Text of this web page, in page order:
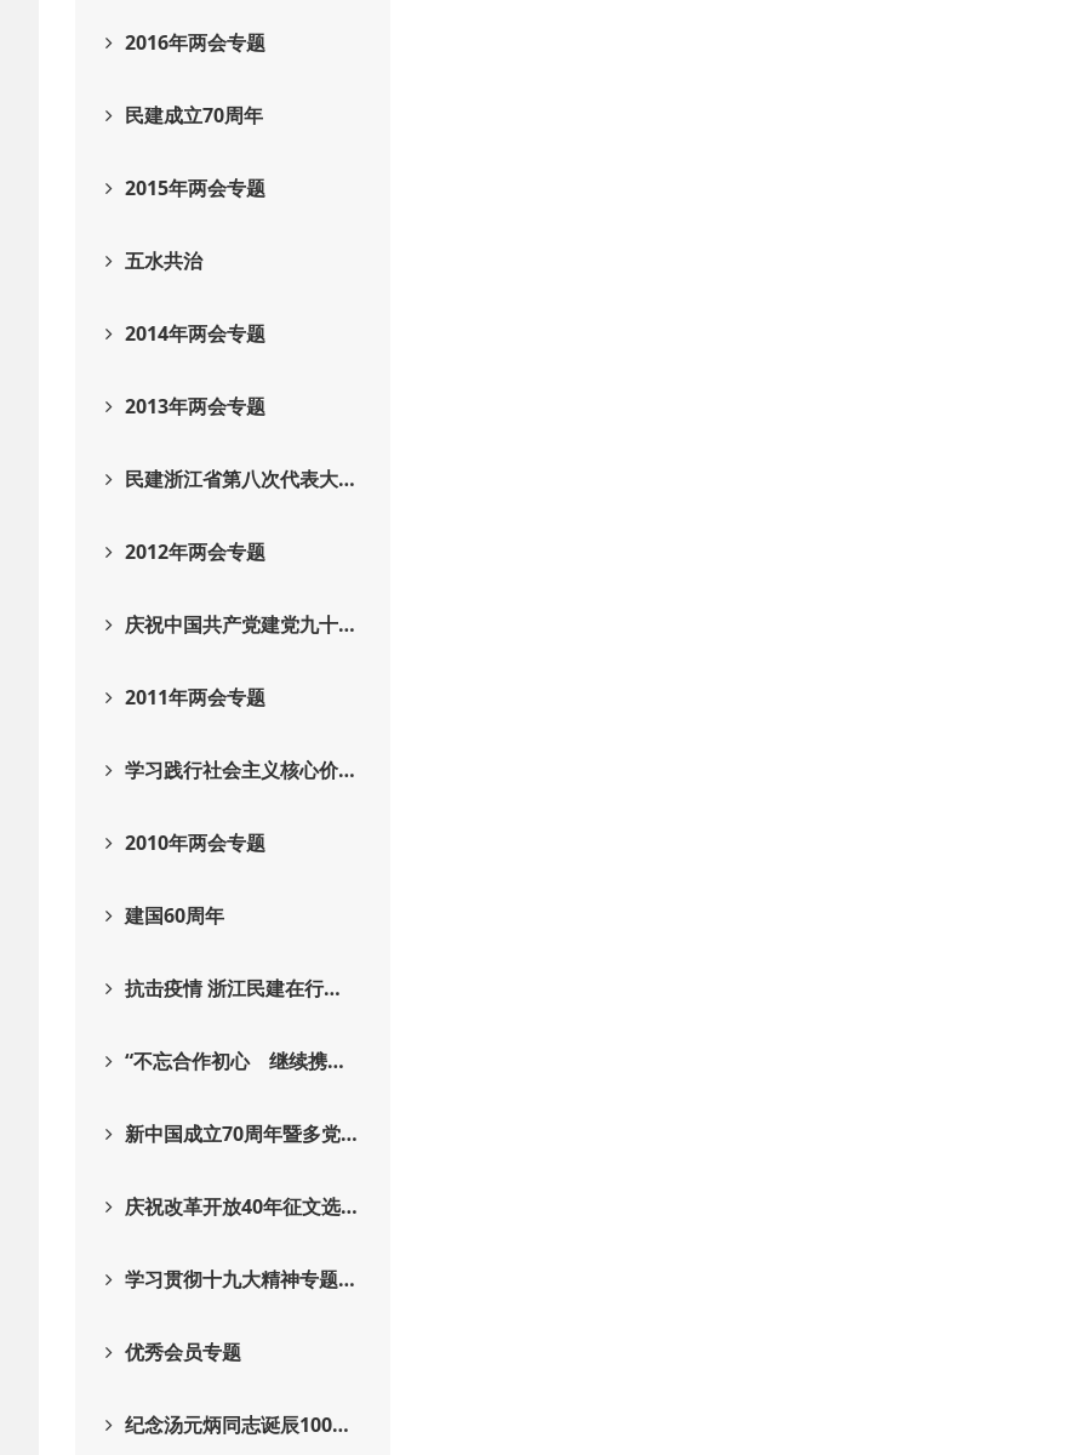
2016年两会专题
民建成立70周年
2015年两会专题
五水共治
2014年两会专题
2013年两会专题
民建浙江省第八次代表大…
2012年两会专题
庆祝中国共产党建党九十…
2011年两会专题
学习践行社会主义核心价…
2010年两会专题
建国60周年
抗击疫情 浙江民建在行…
“不忘合作初心 继续携…
新中国成立70周年暨多党…
庆祝改革开放40年征文选…
学习贯彻十九大精神专题…
优秀会员专题
纪念汤元炳同志诞辰100…